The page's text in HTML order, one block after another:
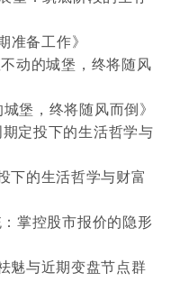
准备工作》
动的城堡，终将随风
堡，终将随风而倒》
定投下的生活哲学与
下的生活哲学与财富
掌控股市报价的隐形
魅与近期变盘节点群